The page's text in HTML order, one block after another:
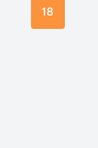
18